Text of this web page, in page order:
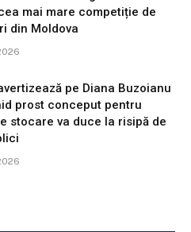
mai mare competiție de
din Moldova
pe Diana Buzoianu
prost conceput pentru
stocare va duce la risipă de